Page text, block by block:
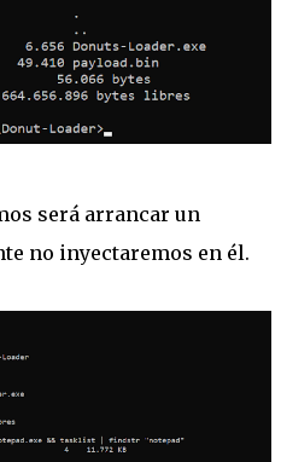
será arrancar un
no inyectaremos en él.